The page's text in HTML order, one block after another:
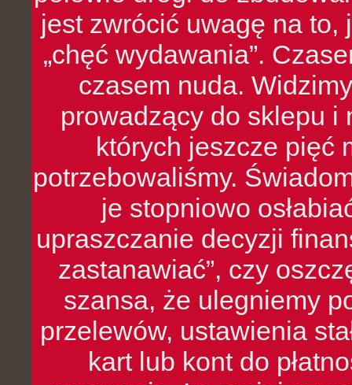
jest zwrócić uwagę na to,
„chęć wydawania”.
czasem nuda.
prowadzący do sklepu i
których jeszcze pięć
potrzebowaliśmy.
je stopniowo
upraszczanie decyzji
zastanawiać”, czy
szansa, że ulegniemy
przelewów, ustawienia
kart lub kont do